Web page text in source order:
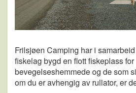
Frilsjøen Camping har i
fiskelag bygd en flott fiskeplass for
bevegelseshemmede og de som
om du er avhengig av rullator, er